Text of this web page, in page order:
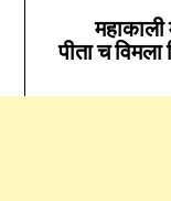
पीता च